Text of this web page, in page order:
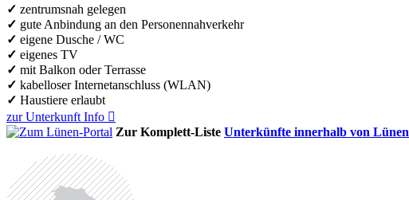
✓ zentrumsnah gelegen
✓ gute Anbindung an den Personennahverkehr
✓ eigene Dusche / WC
✓ eigenes TV
✓ mit Balkon oder Terrasse
✓ kabelloser Internetanschluss (WLAN)
✓ Haustiere erlaubt
zur Unterkunft Info 
Zur Komplett-Liste Unterkünfte innerhalb von Lünen